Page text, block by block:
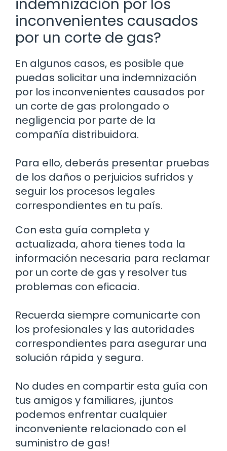
indemnización por los
inconvenientes causados
por un corte de gas?
En algunos casos, es posible que
puedas solicitar una indemnización
por los inconvenientes causados por
un corte de gas prolongado o
negligencia por parte de la
compañía distribuidora.
Para ello, deberás presentar pruebas
de los daños o perjuicios sufridos y
seguir los procesos legales
correspondientes en tu país.
Con esta guía completa y
actualizada, ahora tienes toda la
información necesaria para reclamar
por un corte de gas y resolver tus
problemas con eficacia.
Recuerda siempre comunicarte con
los profesionales y las autoridades
correspondientes para asegurar una
solución rápida y segura.
No dudes en compartir esta guía con
tus amigos y familiares, ¡juntos
podemos enfrentar cualquier
inconveniente relacionado con el
suministro de gas!